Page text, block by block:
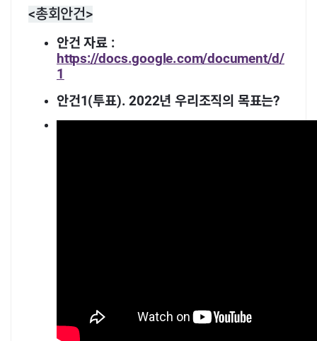
<총회안건>
안건 자료 :
https://docs.google.com/document/d/
1
안건1(투표). 2022년 우리조직의 목표는?